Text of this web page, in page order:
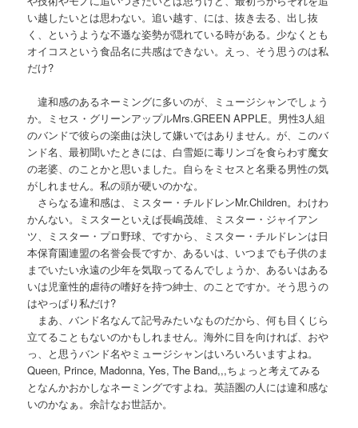
い越したいとは思わない。追い越す、には、抜き去る、出し抜
く、というような不遜な姿勢が隠れている時がある。少なくとも
オイコスという食品名に共感はできない。えっ、そう思うのは私
だけ?
違和感のあるネーミングに多いのが、ミュージシャンでしょう
か。ミセス・グリーンアップルMrs.GREEN APPLE。男性3人組
のバンドで彼らの楽曲は決して嫌いではありません。が、このバ
ンド名、最初聞いたときには、白雪姫に毒リンゴを食らわす魔女
の老婆、のことかと思いました。自らをミセスと名乗る男性の気
がしれません。私の頭が硬いのかな。
さらなる違和感は、ミスター・チルドレンMr.Children。わけわ
かんない。ミスターといえば長嶋茂雄、ミスター・ジャイアン
ツ、ミスター・プロ野球、ですから、ミスター・チルドレンは日
本保育園連盟の名誉会長ですか、あるいは、いつまでも子供のま
までいたい永遠の少年を気取ってるんでしょうか、あるいはある
いは児童性的虐待の嗜好を持つ紳士、のことですか。そう思うの
はやっぱり私だけ?
まあ、バンド名なんて記号みたいなものだから、何も目くじら
立てることもないのかもしれません。海外に目を向ければ、おや
っ、と思うバンド名やミュージシャンはいろいろいますよね。
Queen, Prince, Madonna, Yes, The Band,,,ちょっと考えてみる
となんかおかしなネーミングですよね。英語圏の人には違和感な
いのかなぁ。余計なお世話か。